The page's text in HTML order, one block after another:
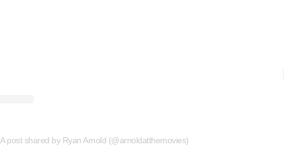
A post shared by Ryan Arnold (@arnoldatthemovies)